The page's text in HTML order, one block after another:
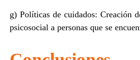
g) Políticas de cuidados: Creación
psicosocial a personas que se